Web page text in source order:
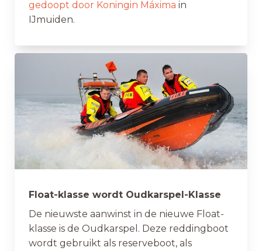
gedoopt door Koningin Máxima in
IJmuiden.
Float-klasse wordt Oudkarspel-Klasse
De nieuwste aanwinst in de nieuwe Float-
klasse is de Oudkarspel. Deze reddingboot
wordt gebruikt als reserveboot, als